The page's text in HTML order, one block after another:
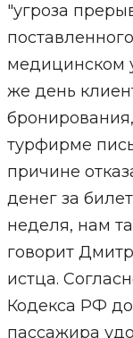
"угроза
медицинском
же день
турфирме
причине
денег за
неделя, нам
говорит
истца.
Кодекса РФ
пассажира